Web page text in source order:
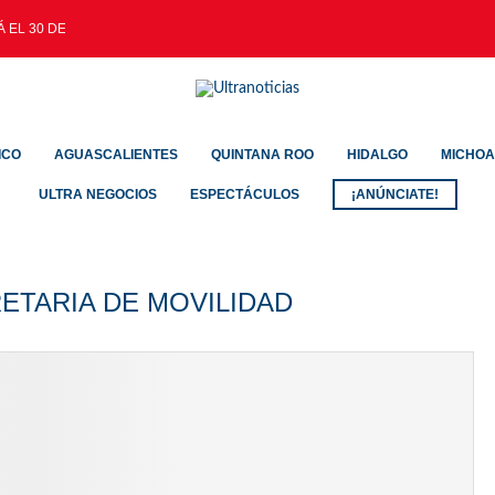
30 DE AGOSTO
AGUASCALIENTES QUINTANA ROO HIDALGO
ULTRA NEGOCIOS ESPECTÁCULOS ¡ANÚNCIATE!
DE MOVILIDAD